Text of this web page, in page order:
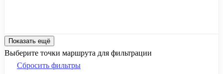
Показать ещё
Выберите точки маршрута для фильтрации
Сбросить фильтры